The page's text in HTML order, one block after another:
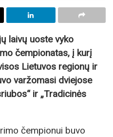
laivų uoste vyko
čempionatas, į kurį
Lietuvos regionų ir
varžomasi dviejose
ir „Tradicinės
čempionui buvo